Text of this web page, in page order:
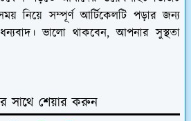
নিয়ে সম্পূর্ণ আর্টিকেলটি পড়ার জন্য
ভালো থাকবেন, আপনার সুস্থতা
সাথে শেয়ার করুন